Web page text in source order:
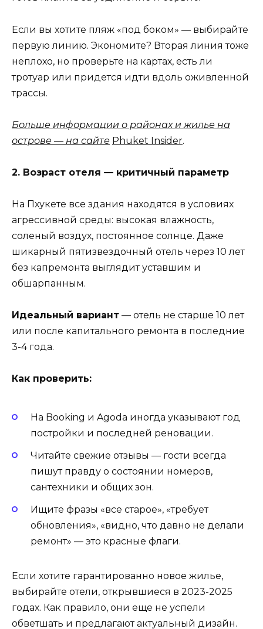
Если вы хотите пляж «под боком» — выбирайте
первую линию. Экономите? Вторая линия тоже
неплохо, но проверьте на картах, есть ли
тротуар или придется идти вдоль оживленной
трассы.
Больше информации о районах и жилье на
острове — на сайте Phuket Insider.
2. Возраст отеля — критичный параметр
На Пхукете все здания находятся в условиях
агрессивной среды: высокая влажность,
соленый воздух, постоянное солнце. Даже
шикарный пятизвездочный отель через 10 лет
без капремонта выглядит уставшим и
обшарпанным.
Идеальный вариант — отель не старше 10 лет
или после капитального ремонта в последние
3-4 года.
Как проверить:
На Booking и Agoda иногда указывают год
постройки и последней реновации.
Читайте свежие отзывы — гости всегда
пишут правду о состоянии номеров,
сантехники и общих зон.
Ищите фразы «все старое», «требует
обновления», «видно, что давно не делали
ремонт» — это красные флаги.
Если хотите гарантированно новое жилье,
выбирайте отели, открывшиеся в 2023-2025
годах. Как правило, они еще не успели
обветшать и предлагают актуальный дизайн.